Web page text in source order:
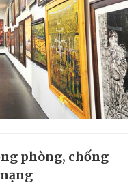
phòng, chống